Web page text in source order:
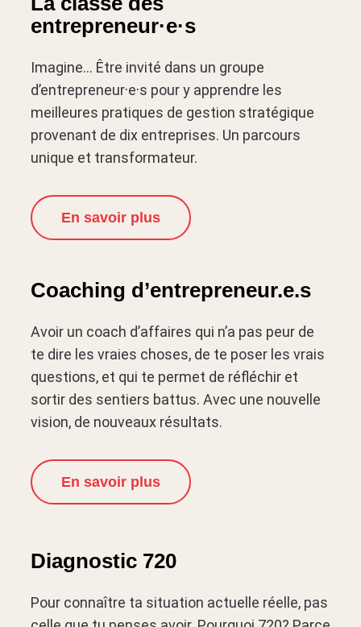
entrepreneur·e·s
Imagine… Être invité dans un groupe
d’entrepreneur·e·s pour y apprendre les
meilleures pratiques de gestion stratégique
provenant de dix entreprises. Un parcours
unique et transformateur.
En savoir plus
Coaching d’entrepreneur.e.s
Avoir un coach d’affaires qui n’a pas peur de
te dire les vraies choses, de te poser les vrais
questions, et qui te permet de réfléchir et
sortir des sentiers battus. Avec une nouvelle
vision, de nouveaux résultats.
En savoir plus
Diagnostic 720
Pour connaître ta situation actuelle réelle, pas